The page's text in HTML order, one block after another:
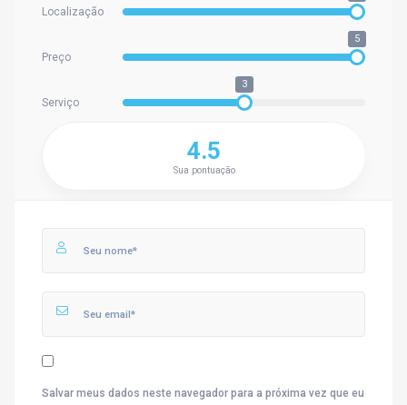
Localização
Preço
5
Serviço
3
4.5
Sua pontuação
Salvar meus dados neste navegador para a próxima vez que eu